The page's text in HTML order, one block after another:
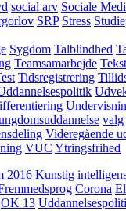
social arv Sociale
SRP Stress
Sygdom Talblindhed
Teamsamarbejde Tekst
Tidsregistrering
valg
Videregående
VUC Ytringsfrihed
2016 Kunstig
Corona
OK 13